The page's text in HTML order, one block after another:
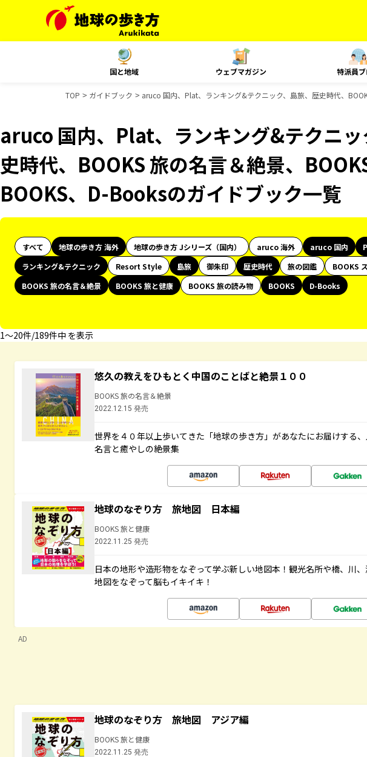
国と地域 ウェブマガジン 特派員
TOP ガイドブック aruco 国内、Plat、ランキング&テクニック、島旅、歴史時代、
aruco 国内、Plat、ランキング&テクニッ
史時代、BOOKS 旅の名言＆絶景、
BOOKS、D-Booksのガイドブック一覧
すべて 地球の歩き方 海外 地球の歩き方 Jシリーズ（国内） aruco 海外 aruco 国内
ランキング&テクニック
Resort Style 島旅 御朱印 歴史時代 旅の図鑑
BOOKS
BOOKS 旅の名言＆絶景
BOOKS 旅と健康 BOOKS 旅の読み物 BOOKS
D-Books
1〜20件/189件中 を表示
悠久の教えをひもとく中国のことばと絶景１００
BOOKS 旅の名言＆絶景
2022.12.15 発売
世界を４０年以上歩いてきた「地球の歩き方」があなたにお届けする
名言と癒やしの絶景集
地球のなぞり方 旅地図 日本編
BOOKS 旅と健康
2022.11.25 発売
日本の地形や造形物をなぞって学ぶ新しい地図本！観光名所や橋、川
地図をなぞって脳もイキイキ！
AD
地球のなぞり方 旅地図 アジア編
BOOKS 旅と健康
2022.11.25 発売